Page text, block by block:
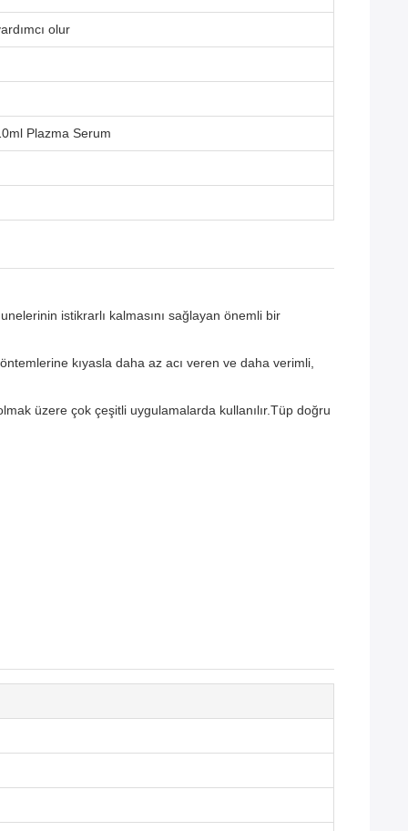
olur
Plazma Serum
istikrarlı kalmasını sağlayan önemli bir
kıyasla daha az acı veren ve daha verimli,
üzere çok çeşitli uygulamalarda kullanılır.Tüp doğru